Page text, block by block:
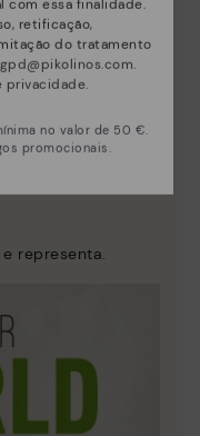
representa.
com essa finalidade.
retificação,
do tratamento
.
privacidade.
no valor de 50 €.
promocionais.